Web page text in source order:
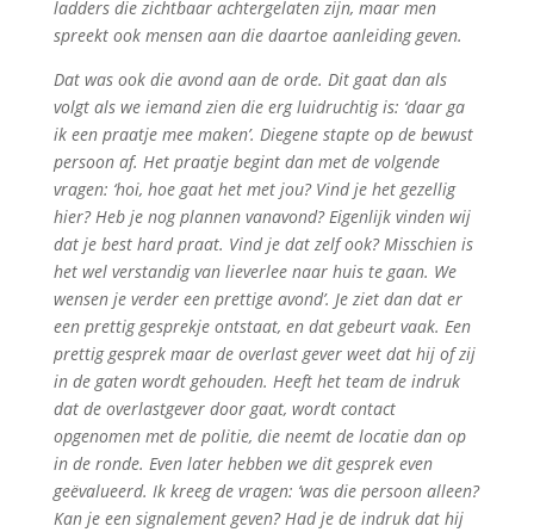
ladders die zichtbaar achtergelaten zijn, maar men
spreekt ook mensen aan die daartoe aanleiding geven.
Dat was ook die avond aan de orde. Dit gaat dan als
volgt als we iemand zien die erg luidruchtig is: ‘daar ga
ik een praatje mee maken’. Diegene stapte op de bewust
persoon af. Het praatje begint dan met de volgende
vragen: ‘hoi, hoe gaat het met jou? Vind je het gezellig
hier? Heb je nog plannen vanavond? Eigenlijk vinden wij
dat je best hard praat. Vind je dat zelf ook? Misschien is
het wel verstandig van lieverlee naar huis te gaan. We
wensen je verder een prettige avond’. Je ziet dan dat er
een prettig gesprekje ontstaat, en dat gebeurt vaak. Een
prettig gesprek maar de overlast gever weet dat hij of zij
in de gaten wordt gehouden. Heeft het team de indruk
dat de overlastgever door gaat, wordt contact
opgenomen met de politie, die neemt de locatie dan op
in de ronde. Even later hebben we dit gesprek even
geëvalueerd. Ik kreeg de vragen: ’was die persoon alleen?
Kan je een signalement geven? Had je de indruk dat hij